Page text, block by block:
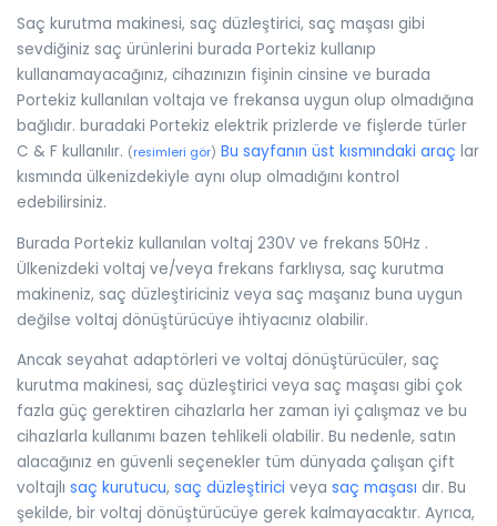
Saç kurutma makinesi, saç düzleştirici, saç maşası gibi
sevdiğiniz saç ürünlerini burada Portekiz kullanıp
kullanamayacağınız, cihazınızın fişinin cinsine ve burada
Portekiz kullanılan voltaja ve frekansa uygun olup olmadığına
bağlıdır. buradaki Portekiz elektrik prizlerde ve fişlerde türler
C & F kullanılır. (resimleri gör) Bu sayfanın üst kısmındaki araç lar
kısmında ülkenizdekiyle aynı olup olmadığını kontrol
edebilirsiniz.
Burada Portekiz kullanılan voltaj 230V ve frekans 50Hz .
Ülkenizdeki voltaj ve/veya frekans farklıysa, saç kurutma
makineniz, saç düzleştiriciniz veya saç maşanız buna uygun
değilse voltaj dönüştürücüye ihtiyacınız olabilir.
Ancak seyahat adaptörleri ve voltaj dönüştürücüler, saç
kurutma makinesi, saç düzleştirici veya saç maşası gibi çok
fazla güç gerektiren cihazlarla her zaman iyi çalışmaz ve bu
cihazlarla kullanımı bazen tehlikeli olabilir. Bu nedenle, satın
alacağınız en güvenli seçenekler tüm dünyada çalışan çift
voltajlı saç kurutucu, saç düzleştirici veya saç maşası dır. Bu
şekilde, bir voltaj dönüştürücüye gerek kalmayacaktır. Ayrıca,